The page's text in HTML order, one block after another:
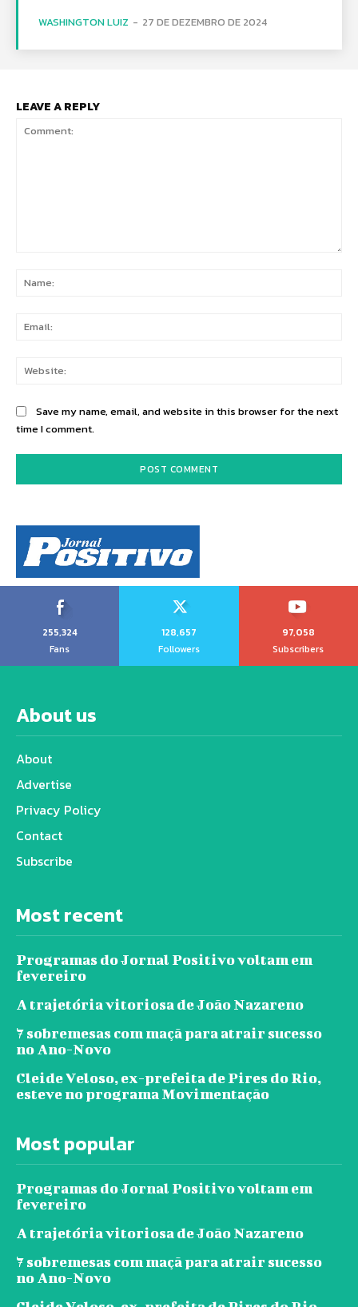
WASHINGTON LUIZ - 27 DE DEZEMBRO DE 2024
LEAVE A REPLY
Save my name, email, and website in this browser for the next
time I comment.
255,324
Fans
128,657
Followers
97,058
Subscribers
About us
About
Advertise
Privacy Policy
Contact
Subscribe
Most recent
Programas do Jornal Positivo voltam em
fevereiro
A trajetória vitoriosa de João Nazareno
7 sobremesas com maçã para atrair sucesso
no Ano-Novo
Cleide Veloso, ex-prefeita de Pires do Rio,
esteve no programa Movimentação
Most popular
Programas do Jornal Positivo voltam em
fevereiro
A trajetória vitoriosa de João Nazareno
7 sobremesas com maçã para atrair sucesso
no Ano-Novo